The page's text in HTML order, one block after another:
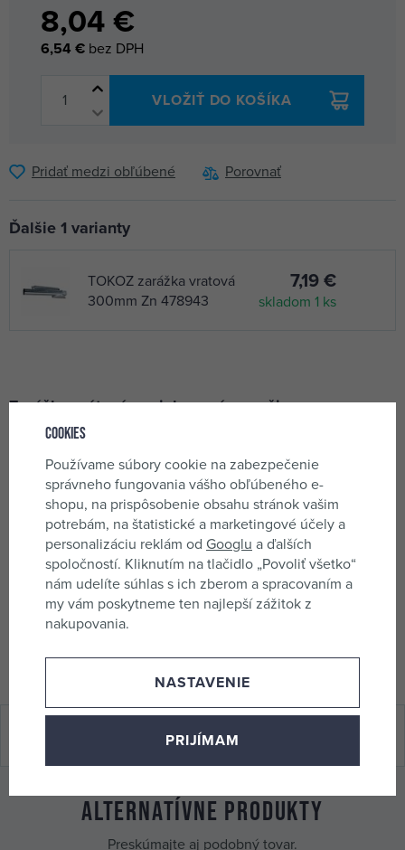
8,04 €
6,54 € bez DPH
VLOŽIŤ DO KOŠÍKA
Pridať medzi obľúbené Porovnať
Ďalšie 1 varianty
TOKOZ zarážka vratová
300mm Zn 478943
7,19 €
skladom 1 ks
Zarážka vrátová pozinkovaná s pružinou
Délka: 400 mm
Obchodní parametry
Kód produktu 777148
EAN 8590714470029
Alternatívne produkty
Preskúmajte aj podobný tovar.
Cookies
Používame súbory cookie na zabezpečenie
správneho fungovania vášho obľúbeného e-
shopu, na prispôsobenie obsahu stránok vašim
potrebám, na štatistické a marketingové účely a
personalizáciu reklám od Googlu a ďalších
spoločností. Kliknutím na tlačidlo „Povoliť všetko“
nám udelíte súhlas s ich zberom a spracovaním a
my vám poskytneme ten najlepší zážitok z
nakupovania.
NASTAVENIE
PRIJÍMAM